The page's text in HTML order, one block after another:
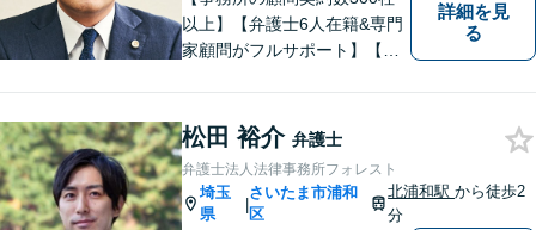
以上】【弁護士6人在籍&専門
家顧問がフルサポート】【北
商取引問題などに対応しま
す。中小企業さま、個人事業
主さまからのご相談に注力
【初回面談無料】
詳細を見
る
松田 裕介 弁護士
弁護士法人法律事務所フォレスト
埼玉
県
|
さいたま市浦和
区
北浦和駅から徒歩2
分